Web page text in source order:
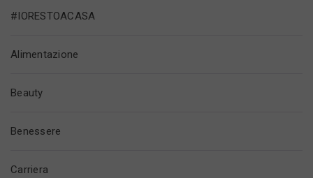
#IORESTOACASA
Alimentazione
Beauty
Benessere
Carriera